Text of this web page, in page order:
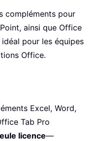
compléments pour
ainsi que Office
pour les équipes
Office.
Excel, Word,
Tab Pro
licence—